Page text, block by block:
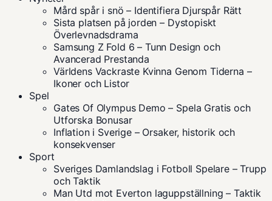
Mård spår i snö – Identifiera Djurspår Rätt
Sista platsen på jorden – Dystopiskt
Överlevnadsdrama
Samsung Z Fold 6 – Tunn Design och
Avancerad Prestanda
Världens Vackraste Kvinna Genom Tiderna –
Ikoner och Listor
Spel
Gates Of Olympus Demo – Spela Gratis och
Utforska Bonusar
Inflation i Sverige – Orsaker, historik och
konsekvenser
Sport
Sveriges Damlandslag i Fotboll Spelare – Trupp
och Taktik
Man Utd mot Everton laguppställning – Taktik